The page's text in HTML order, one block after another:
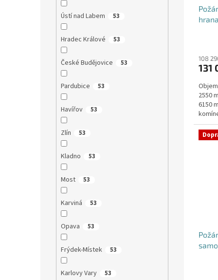
Ústí nad Labem 53
Hradec Králové 53
České Budějovice 53
Pardubice 53
Havířov 53
Zlín 53
Kladno 53
Most 53
Karviná 53
Opava 53
Frýdek-Místek 53
Karlovy Vary 53
je
z
5
108
131
2550
6150